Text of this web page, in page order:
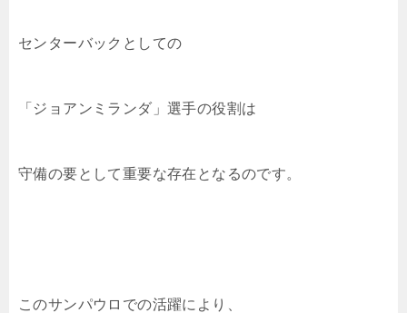
センターバックとしての
「ジョアンミランダ」選手の役割は
守備の要として重要な存在となるのです。
このサンパウロでの活躍により、